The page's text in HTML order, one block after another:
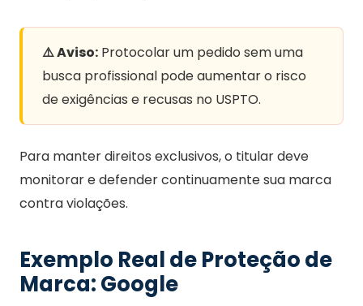
⚠️ Aviso: Protocolar um pedido sem uma
busca profissional pode aumentar o risco
de exigências e recusas no USPTO.
Para manter direitos exclusivos, o titular deve
monitorar e defender continuamente sua marca
contra violações.
Exemplo Real de Proteção de
Marca: Google